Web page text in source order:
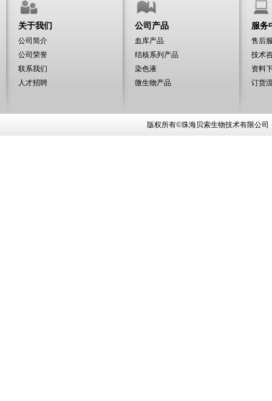
关于我们
公司简介
公司荣誉
联系我们
人才招聘
公司产品
血库产品
结核系列产品
染色液
微生物产品
服务
售后
技术
资料
订货
版权所有©珠海贝索生物技术